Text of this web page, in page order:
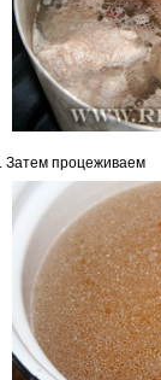
Затем процеживаем